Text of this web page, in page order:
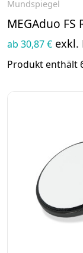
Mundspiegel
MEGAduo
ab 30,87 € exkl.
Produkt enthält